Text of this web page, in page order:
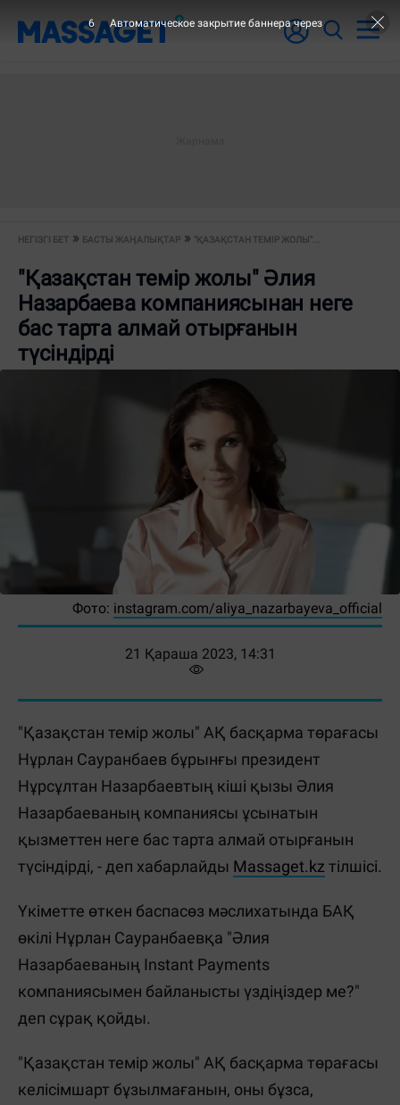
НЕГІЗГІ БЕТ БАСТЫ ЖАҢАЛЫҚТАР "ҚАЗАҚСТАН ТЕМІР ЖОЛЫ"...
"Қазақстан темір жолы" Әлия
Назарбаева компаниясынан неге
бас тарта алмай отырғанын
түсіндірді
Фото: instagram.com/aliya_nazarbayeva_official
21 Қараша 2023, 14:31
"Қазақстан темір жолы" АҚ басқарма төрағасы
Нұрлан Сауранбаев бұрынғы президент
Нұрсұлтан Назарбаевтың кіші қызы Әлия
Назарбаеваның компаниясы ұсынатын
қызметтен неге бас тарта алмай отырғанын
түсіндірді, - деп хабарлайды Massaget.kz тілшісі.
Үкіметте өткен баспасөз мәслихатында БАҚ
өкілі Нұрлан Сауранбаевқа "Әлия
Назарбаеваның Instant Payments
компаниясымен байланысты үздіңіздер ме?"
деп сұрақ қойды.
"Қазақстан темір жолы" АҚ басқарма төрағасы
келісімшарт бұзылмағанын, оны бұзса,
6 Автоматическое закрытие баннера через